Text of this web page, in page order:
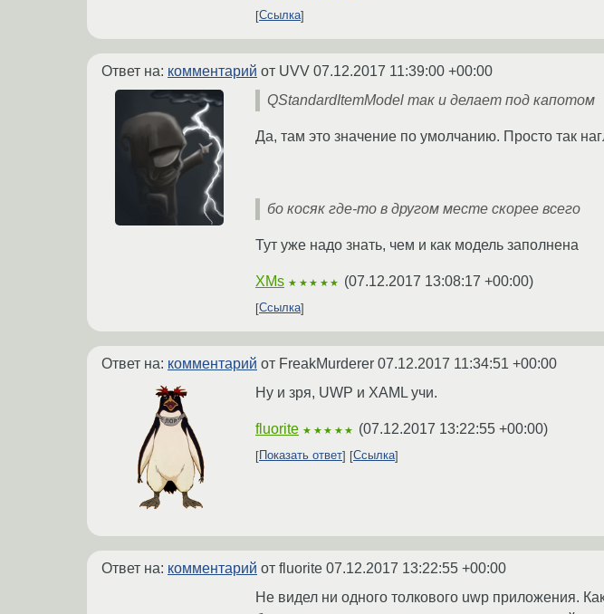
Ссылка
Ответ на: комментарий от UVV 07.12.2017 11:39:00 +00:00
QStandardItemModel так и делает под капотом
Да, там это значение по умолчанию. Просто так
бо косяк где-то в другом месте скорее всего
Тут уже надо знать, чем и как модель заполнена
XMs ★★★★★ (07.12.2017 13:08:17 +00:00)
Ссылка
Ответ на: комментарий от FreakMurderer 07.12.2017 11:34:51 +00:00
Ну и зря, UWP и XAML учи.
fluorite ★★★★★ (07.12.2017 13:22:55 +00:00)
Показать ответ Ссылка
Ответ на: комментарий от fluorite 07.12.2017 13:22:55 +00:00
Не видел ни одного толкового uwp приложения.